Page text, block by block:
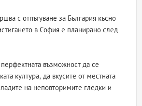
с отпътуване за България късно
в София е планирано след
възможност да се
култура, да вкусите от местната
на неповторимите гледки и